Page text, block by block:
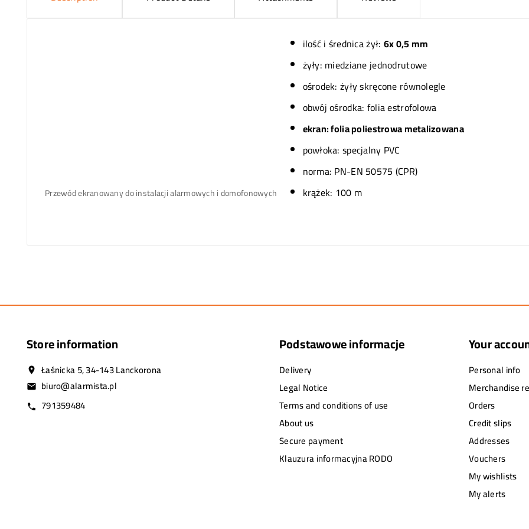
Przewód ekranowany do instalacji alarmowych i domofonowych
ilość i średnica żył: 6x 0,5 mm
żyły: miedziane jednodrutowe
ośrodek: żyły skręcone równolegle
obwój ośrodka: folia estrofolowa
ekran: folia poliestrowa metalizowana
powłoka: specjalny PVC
norma: PN-EN 50575 (CPR)
krążek: 100 m
Store information
location_on Łaśnicka 5, 34-143 Lanckorona
email biuro@alarmista.pl
call 791359484
Podstawowe informacje
Delivery
Legal Notice
Terms and conditions of use
About us
Secure payment
Klauzura informacyjna RODO
Your
Personal info
Merchandise
Orders
Credit slips
Addresses
Vouchers
My wishlists
My alerts